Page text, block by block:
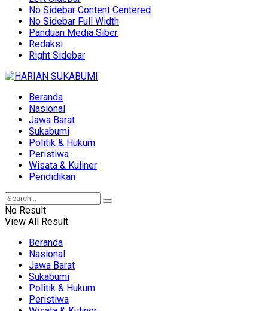
No Sidebar Content Centered
No Sidebar Full Width
Panduan Media Siber
Redaksi
Right Sidebar
Beranda
Nasional
Jawa Barat
Sukabumi
Politik & Hukum
Peristiwa
Wisata & Kuliner
Pendidikan
No Result
View All Result
Beranda
Nasional
Jawa Barat
Sukabumi
Politik & Hukum
Peristiwa